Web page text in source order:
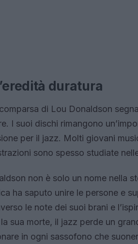
duratura
di Lou Donaldson
I suoi dischi rimangono
per il jazz. Molti giovani
sono spesso studiate
non è solo un nome nella
ha saputo unire le persone e
le note dei suoi brani e
sua morte, il jazz perde un
in ogni sassofono che